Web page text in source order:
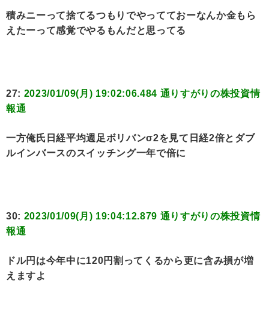
積みニーって捨てるつもりでやってておーなんか金もら
えたーって感覚でやるもんだと思ってる
27: 2023/01/09(月) 19:02:06.484 通りすがりの株投資情
報通
一方俺氏日経平均週足ボリバンσ2を見て日経2倍とダブ
ルインバースのスイッチング一年で倍に
30: 2023/01/09(月) 19:04:12.879 通りすがりの株投資情
報通
ドル円は今年中に120円割ってくるから更に含み損が増
えますよ